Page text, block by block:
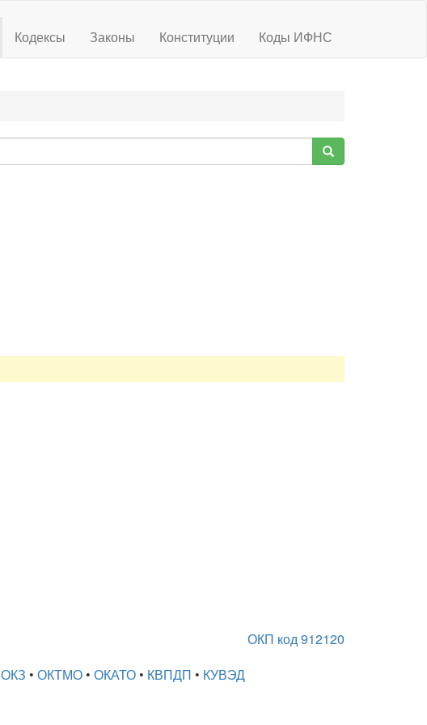
Кодексы Законы Конституции Коды ИФНС
ОКП код 912120
ОКЗ • ОКТМО• ОКАТО• КВПДП • КУВЭД